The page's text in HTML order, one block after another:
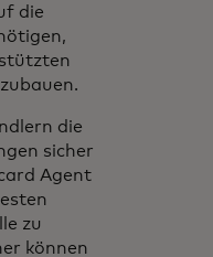
die
die
sicher
Agent
zu
können